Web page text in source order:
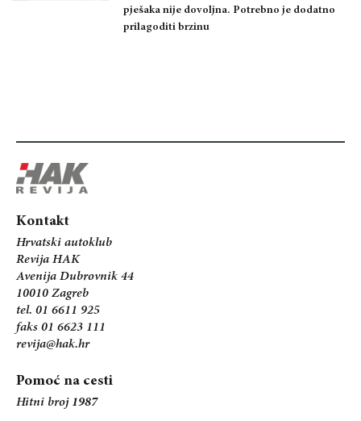
pješaka nije dovoljna. Potrebno je dodatno
prilagoditi brzinu
Kontakt
Hrvatski autoklub
Revija HAK
Avenija Dubrovnik 44
10010 Zagreb
tel. 01 6611 925
faks 01 6623 111
revija@hak.hr
Pomoć na cesti
Hitni broj 1987